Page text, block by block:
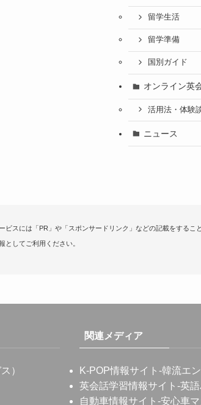
留学生活
留学準備
国別ガイド
オンライン英
活用法・体験
ニュース
スには「PR」や「スポンサードリンク」などの記載をするこ
としてご利用ください。
）
関連メディア
K-POP情報サイト -韓流エ
英会話学習情報サイト -英
自動車情報サイト -安心車